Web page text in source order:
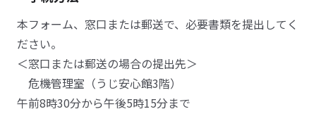
本フォーム、窓口または郵送で、必要書類を提出してく
ださい。
＜窓口または郵送の場合の提出先＞
危機管理室（うじ安心館3階）
午前8時30分から午後5時15分まで